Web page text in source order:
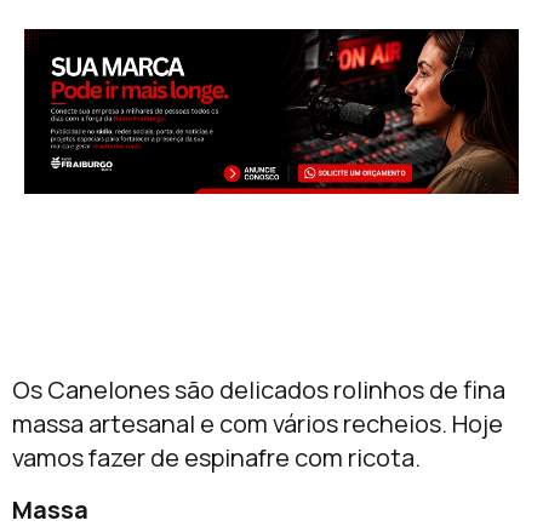
Os Canelones são delicados rolinhos de fina
massa artesanal e com vários recheios. Hoje
vamos fazer de espinafre com ricota.
Massa